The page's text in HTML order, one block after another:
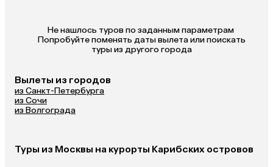
Не нашлось туров по заданным параметрам
туры из другого города
Вылеты из городов
из Санкт-Петербурга
из Сочи
из Волгограда
Туры из Москвы на курорты Карибских островов